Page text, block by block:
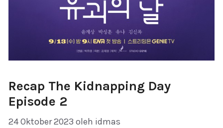
Recap The Kidnapping Day
Episode 2
24 Oktober 2023 oleh idmas